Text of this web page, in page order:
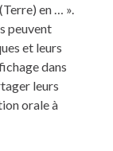
en … ».
peuvent
et leurs
dans
leurs
orale à